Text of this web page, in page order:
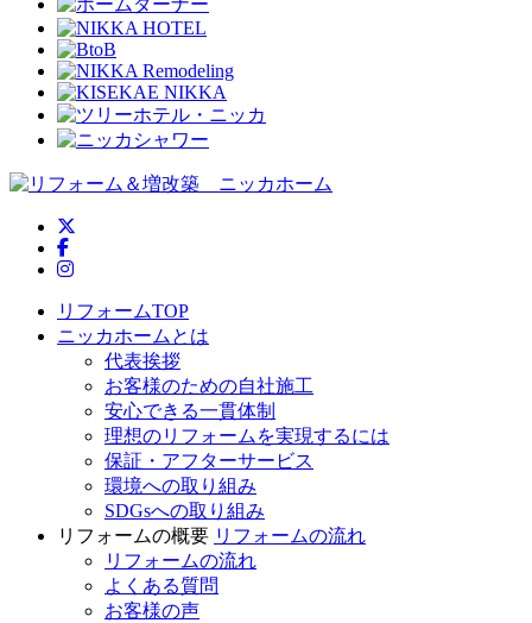
ニッカホーム公式Facebook
ニッカホーム公式Instagram
リフォームTOP
ニッカホームとは
代表挨拶
お客様のための自社施工
安心できる一貫体制
理想のリフォームを実現するには
保証・アフターサービス
環境への取り組み
SDGsへの取り組み
リフォームの概要 リフォームの流れ
リフォームの流れ
よくある質問
お客様の声